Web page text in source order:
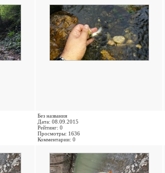
Без названия
Дата: 08.09.2015
Рейтинг: 0
Просмотры: 1636
Комментарии: 0